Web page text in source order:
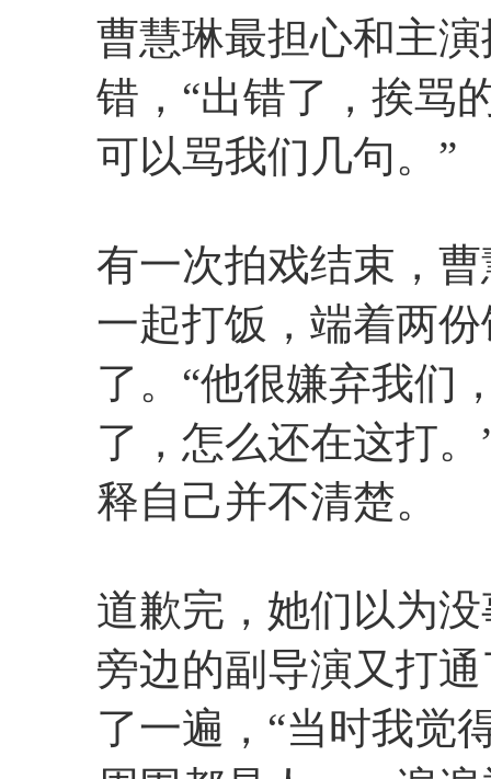
曹慧琳最担心和主
错，“出错了，挨骂
可以骂我们几句。”
有一次拍戏结束，
一起打饭，端着两
了。“他很嫌弃我们
了，怎么还在这打
释自己并不清楚。
道歉完，她们以为
旁边的副导演又打
了一遍，“当时我觉